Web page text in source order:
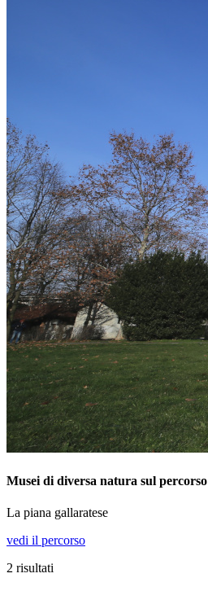
Musei di diversa natura sul percorso
La piana gallaratese
vedi il percorso
2 risultati